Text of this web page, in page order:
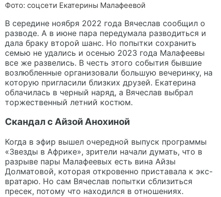
Фото: соцсети Екатерины Малафеевой
В середине ноября 2022 года Вячеслав сообщил о
разводе. А в июне пара передумала разводиться и
дала браку второй шанс. Но попытки сохранить
семью не удались и осенью 2023 года Малафеевы
все же развелись. В честь этого события бывшие
возлюбленные организовали большую вечеринку, на
которую пригласили близких друзей. Екатерина
облачилась в черный наряд, а Вячеслав выбрал
торжественный летний костюм.
Скандал с Айзой Анохиной
Когда в эфир вышел очередной выпуск программы
«Звезды в Африке», зрители начали думать, что в
разрыве пары Малафеевых есть вина Айзы
Долматовой, которая откровенно приставала к экс-
вратарю. Но сам Вячеслав попытки сблизиться
пресек, потому что находился в отношениях.